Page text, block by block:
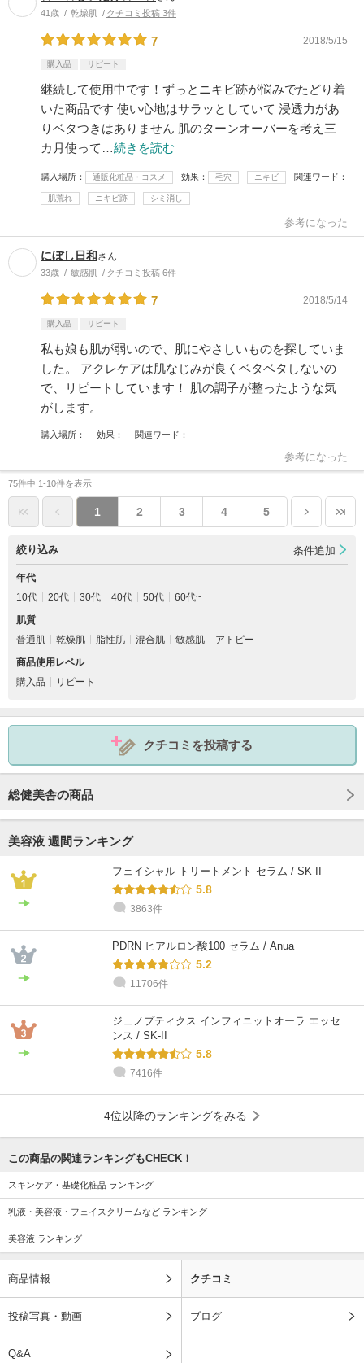
41歳 乾燥肌 クチコミ投稿 3件
7 2018/5/15
購入品 リピート
継続して使用中です！ずっとニキビ跡が悩みでたどり着
いた商品です 使い心地はサラッとしていて 浸透力があ
りベタつきはありません 肌のターンオーバーを考え三
カ月使って…続きを読む
購入場所 通販化粧品・コスメ 効果 毛穴 ニキビ 関連ワード
肌荒れ ニキビ跡 シミ消し
参考になった
にぼし日和さん
33歳 敏感肌 クチコミ投稿 6件
7 2018/5/14
購入品 リピート
私も娘も肌が弱いので、肌にやさしいものを探していま
した。 アクレケアは肌なじみが良くベタベタしないの
で、リピートしています！ 肌の調子が整ったような気
がします。
購入場所 - 効果 - 関連ワード -
参考になった
75件中 1-10件を表示
1 2 3 4 5
絞り込み 条件追加
年代
10代
20代 30代 40代 50代
60代~
肌質
普通肌
乾燥肌 脂性肌 混合肌 敏感肌
アトピー
商品使用レベル
購入品
リピート
クチコミを投稿する
総健美舎の商品
美容液 週間ランキング
フェイシャル トリートメント セラム / SK-II
5.8
3863件
PDRN ヒアルロン酸100 セラム / Anua
5.2
11706件
ジェノプティクス インフィニットオーラ エッセ
ンス / SK-II
5.8
7416件
4位以降のランキングをみる
この商品の関連ランキングもCHECK！
スキンケア・基礎化粧品 ランキング
乳液・美容液・フェイスクリームなど ランキング
美容液 ランキング
商品情報 クチコミ
投稿写真・動画 ブログ
Q&A